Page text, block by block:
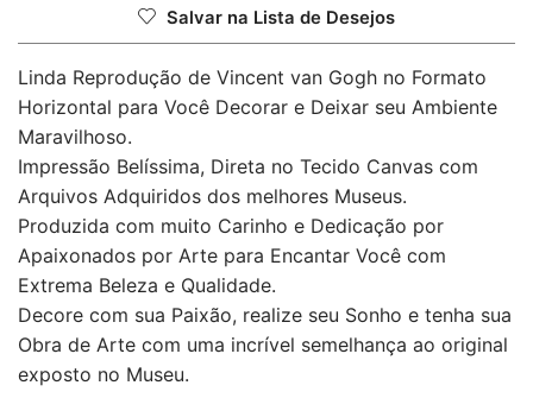
Salvar na Lista de Desejos
Linda Reprodução de Vincent van Gogh no Formato
Horizontal para Você Decorar e Deixar seu Ambiente
Maravilhoso.
Impressão Belíssima, Direta no Tecido Canvas com
Arquivos Adquiridos dos melhores Museus.
Produzida com muito Carinho e Dedicação por
Apaixonados por Arte para Encantar Você com
Extrema Beleza e Qualidade.
Decore com sua Paixão, realize seu Sonho e tenha sua
Obra de Arte com uma incrível semelhança ao original
exposto no Museu.